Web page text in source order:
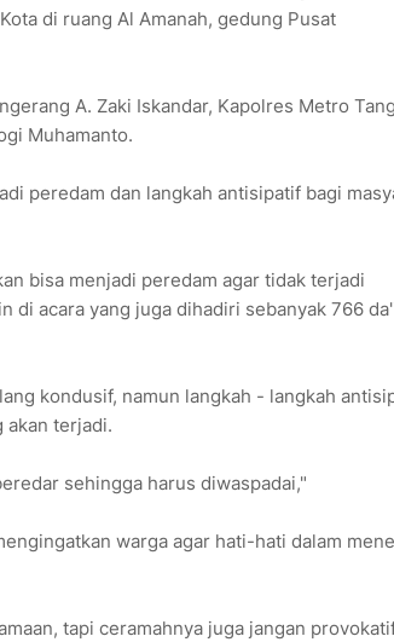
di ruang Al Amanah, gedung Pusat
A. Zaki Iskandar, Kapolres Metro
Muhamanto.
peredam dan langkah antisipatif bagi
bisa menjadi peredam agar tidak terjadi
di acara yang juga dihadiri sebanyak 766
kondusif, namun langkah - langkah
terjadi.
sehingga harus diwaspadai,"
warga agar hati-hati dalam
tapi ceramahnya juga jangan